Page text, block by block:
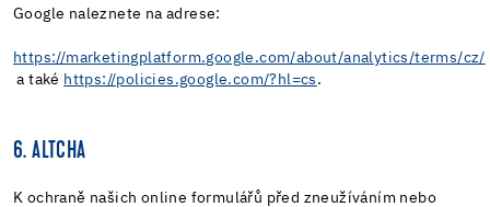
Google naleznete na adrese:
https://marketingplatform.google.com/about/analytics/terms/cz/
a také https://policies.google.com/?hl=cs .
6. ALTCHA
K ochraně našich online formulářů před zneužíváním nebo